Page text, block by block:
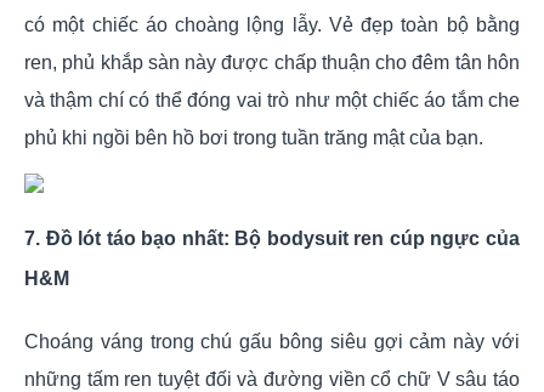
có một chiếc áo choàng lộng lẫy. Vẻ đẹp toàn bộ bằng
ren, phủ khắp sàn này được chấp thuận cho đêm tân hôn
và thậm chí có thể đóng vai trò như một chiếc áo tắm che
phủ khi ngồi bên hồ bơi trong tuần trăng mật của bạn.
7. Đồ lót táo bạo nhất: Bộ bodysuit ren cúp ngực của
H&M
Choáng váng trong chú gấu bông siêu gợi cảm này với
những tấm ren tuyệt đối và đường viền cổ chữ V sâu táo